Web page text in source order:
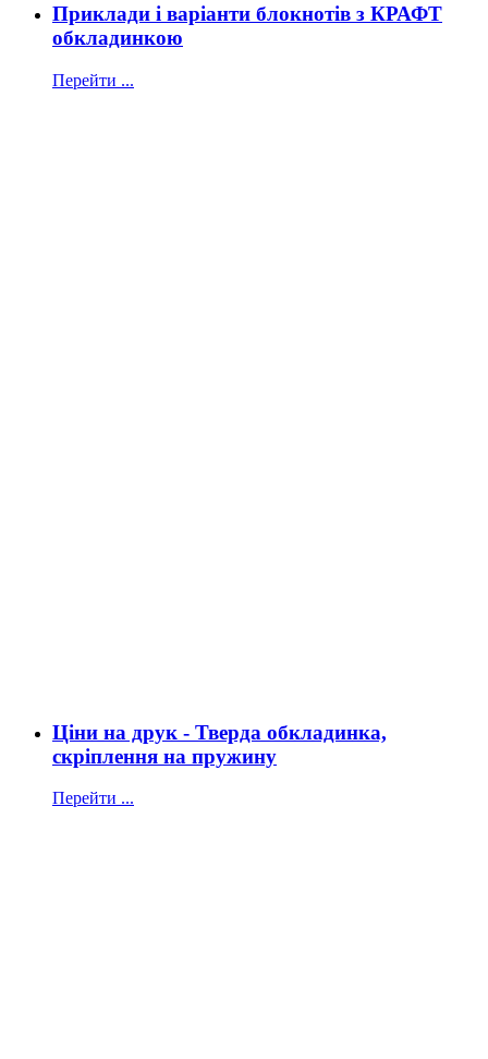
Приклади і варіанти блокнотів з КРАФТ
обкладинкою
Перейти ...
Ціни на друк - Тверда обкладинка,
скріплення на пружину
Перейти ...